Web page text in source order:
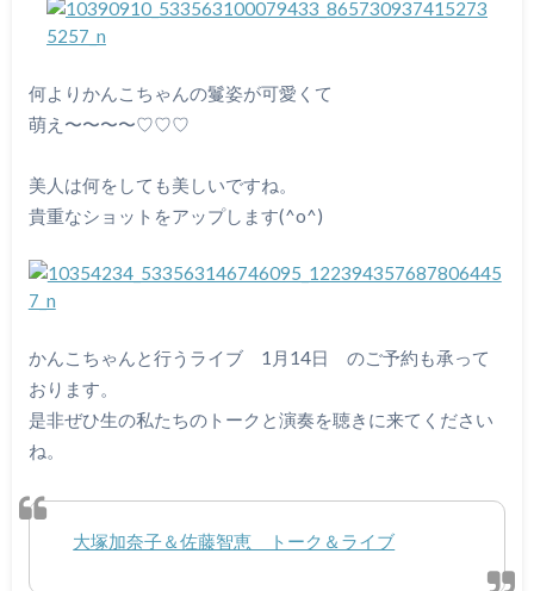
何よりかんこちゃんの鬘姿が可愛くて
萌え〜〜〜〜♡♡♡
美人は何をしても美しいですね。
貴重なショットをアップします(^o^)
かんこちゃんと行うライブ 1月14日 のご予約も承って
おります。
是非ぜひ生の私たちのトークと演奏を聴きに来てください
ね。
大塚加奈子＆佐藤智恵 トーク＆ライブ